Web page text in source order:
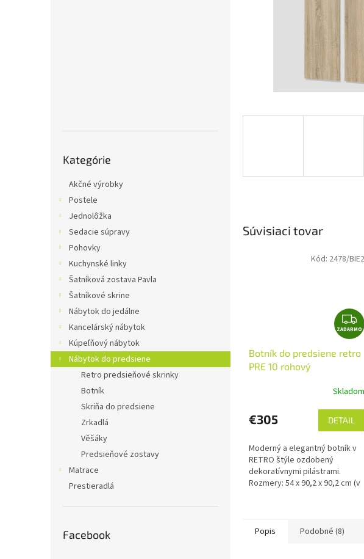
kategórie
Kategórie
Akčné výrobky
Postele
Jednolôžka
Sedacie súpravy
Pohovky
Kuchynské linky
Šatníková zostava Pavla
Šatníkové skrine
Nábytok do jedálne
Kancelárský nábytok
Kúpeľňový nábytok
Nábytok do predsiene
Retro predsieňové skrinky
Botník
Skriňa do predsiene
Zrkadlá
Věšáky
Predsieňové zostavy
Matrace
Prestieradlá
Facebook
Súvisiaci tovar
Z
A
A
M
O
ZADARMO
Botník do predsiene retro
PRE 10 rohový
Skladom
€305 DETAIL
Moderný a elegantný botník v
RETRO štýle ozdobený
dekoratívnymi pilástrami.
Rozmery: 54 x 90,2 x 90,2 cm (v
Kód: 2478/BIE2
Popis Podobné (8)